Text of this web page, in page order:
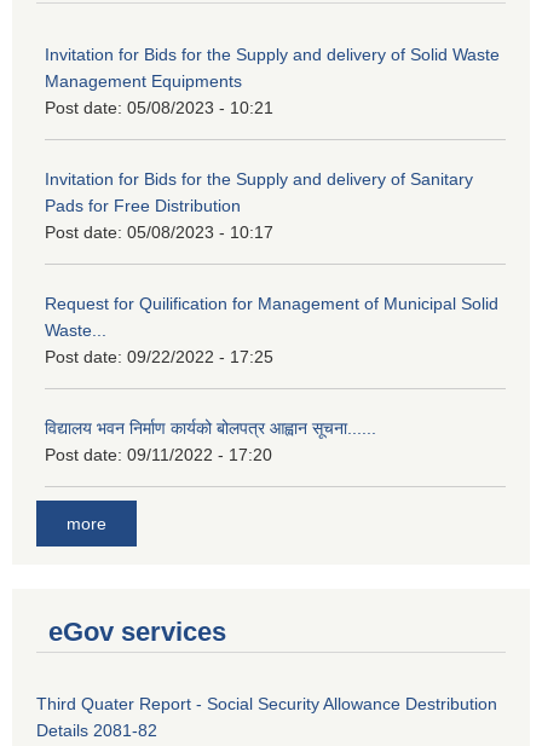
Invitation for Bids for the Supply and delivery of Solid Waste
Management Equipments
Post date: 05/08/2023 - 10:21
Invitation for Bids for the Supply and delivery of Sanitary
Pads for Free Distribution
Post date: 05/08/2023 - 10:17
Request for Quilification for Management of Municipal Solid
Waste...
Post date: 09/22/2022 - 17:25
विद्यालय भवन निर्माण कार्यको बोलपत्र आह्वान सूचना......
Post date: 09/11/2022 - 17:20
more
eGov services
Third Quater Report - Social Security Allowance Destribution
Details 2081-82